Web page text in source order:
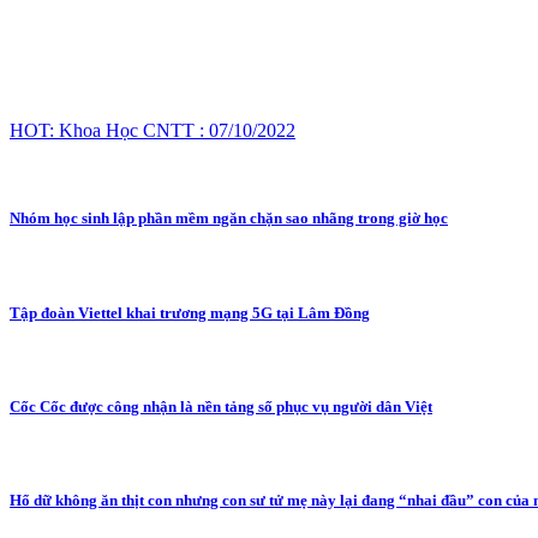
HOT: Khoa Học CNTT : 07/10/2022
Nhóm học sinh lập phần mềm ngăn chặn sao nhãng trong giờ học
Tập đoàn Viettel khai trương mạng 5G tại Lâm Đồng
Cốc Cốc được công nhận là nền tảng số phục vụ người dân Việt
Hổ dữ không ăn thịt con nhưng con sư tử mẹ này lại đang “nhai đầu” con của